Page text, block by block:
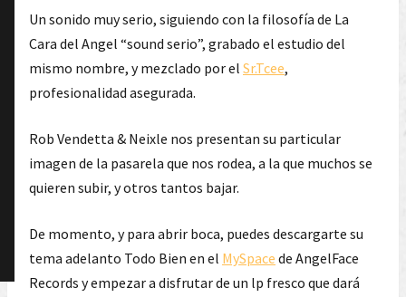
Un sonido muy serio, siguiendo con la filosofía de La
Cara del Angel “sound serio”, grabado el estudio del
mismo nombre, y mezclado por el Sr.Tcee,
profesionalidad asegurada.
Rob Vendetta & Neixle nos presentan su particular
imagen de la pasarela que nos rodea, a la que muchos se
quieren subir, y otros tantos bajar.
De momento, y para abrir boca, puedes descargarte su
tema adelanto Todo Bien en el MySpace de AngelFace
Records y empezar a disfrutar de un lp fresco que dará